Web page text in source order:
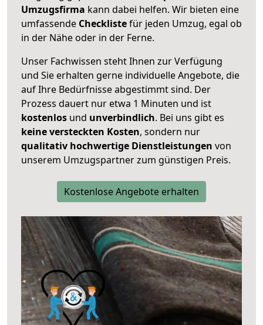
Umzugsfirma kann dabei helfen. Wir bieten eine
umfassende Checklistefür jeden Umzug, egal ob
in der Nähe oder in der Ferne.
Unser Fachwissen steht Ihnen zur Verfügung
und Sie erhalten gerne individuelle Angebote, die
auf Ihre Bedürfnisse abgestimmt sind. Der
Prozess dauert nur etwa 1 Minuten und ist
kostenlos und unverbindlich. Bei uns gibt es
keine versteckten Kosten, sondern nur
qualitativ hochwertige Dienstleistungen von
unserem Umzugspartner zum günstigen Preis.
Kostenlose Angebote erhalten